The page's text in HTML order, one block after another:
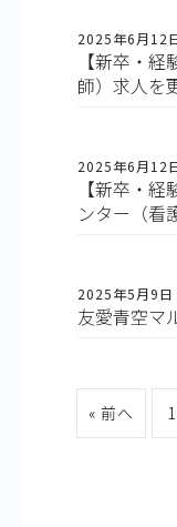
2025年6月12
【新卒・
師）求人を
2025年6月12
【新卒・
ンター（看
2025年5月9日
友愛青空マ
« 前へ 1